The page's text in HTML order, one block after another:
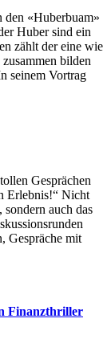
«Huberbuam»
Huber sind ein
zählt der eine wie
bilden
seinem Vortrag
Gesprächen
Erlebnis!“ Nicht
auch das
Gespräche mit
Finanzthriller